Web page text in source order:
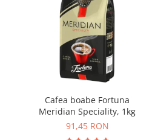
Cafea boabe Fortuna
Meridian Speciality, 1kg
91,45 RON